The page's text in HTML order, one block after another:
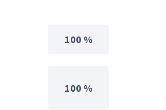
100 %
100 %